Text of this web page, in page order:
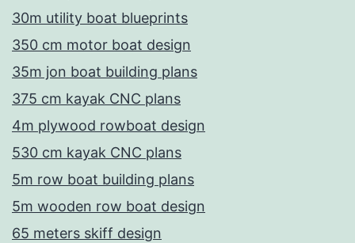
30m utility boat blueprints
350 cm motor boat design
35m jon boat building plans
375 cm kayak CNC plans
4m plywood rowboat design
530 cm kayak CNC plans
5m row boat building plans
5m wooden row boat design
65 meters skiff design